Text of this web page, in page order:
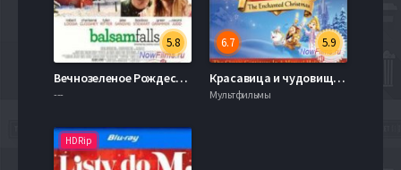
5.8
Вечнозеленое Рождество (2014)
---
5.9
6.7
Красавица и чудовище 2: Заколдованное Рождество / Красавица и чудовище: Чудесное Рождество (1997)
Мультфильмы
HDRip